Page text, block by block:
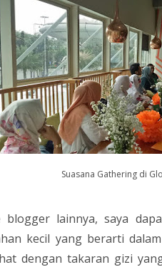
Suasana Gathering di
blogger lainnya, saya
kecil yang berarti
dengan takaran gizi